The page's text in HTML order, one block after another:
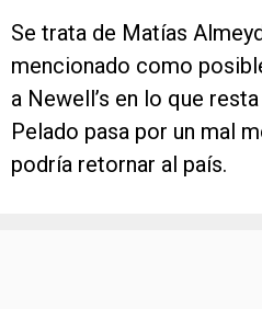
Se trata de Matías
mencionado como
a Newell’s en lo que
Pelado pasa por un mal
podría retornar al país.